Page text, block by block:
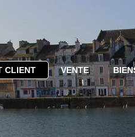
CLIENT VENTE